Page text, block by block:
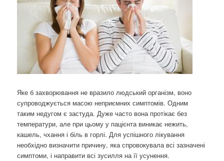
Яке б захворювання не вразило людський організм, воно
супроводжується масою неприємних симптомів. Одним
таким недугом є застуда. Дуже часто вона протікає без
температури, але при цьому у пацієнта виникає нежить,
кашель, чхання і біль в горлі. Для успішного лікування
необхідно визначити причину, яка спровокувала всі зазначені
симптоми, і направити всі зусилля на її усунення.